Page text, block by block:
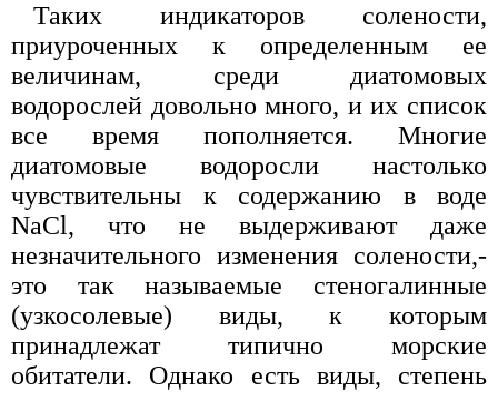
Таких индикаторов солености,
приуроченных к определенным ее
величинам, среди диатомовых
водорослей довольно много, и их список
все время пополняется. Многие
диатомовые водоросли настолько
чувствительны к содержанию в воде
NaCl, что не выдерживают даже
незначительного изменения солености,-
это так называемые стеногалинные
(узкосолевые) виды, к которым
принадлежат типично морские
обитатели. Однако есть виды, степень